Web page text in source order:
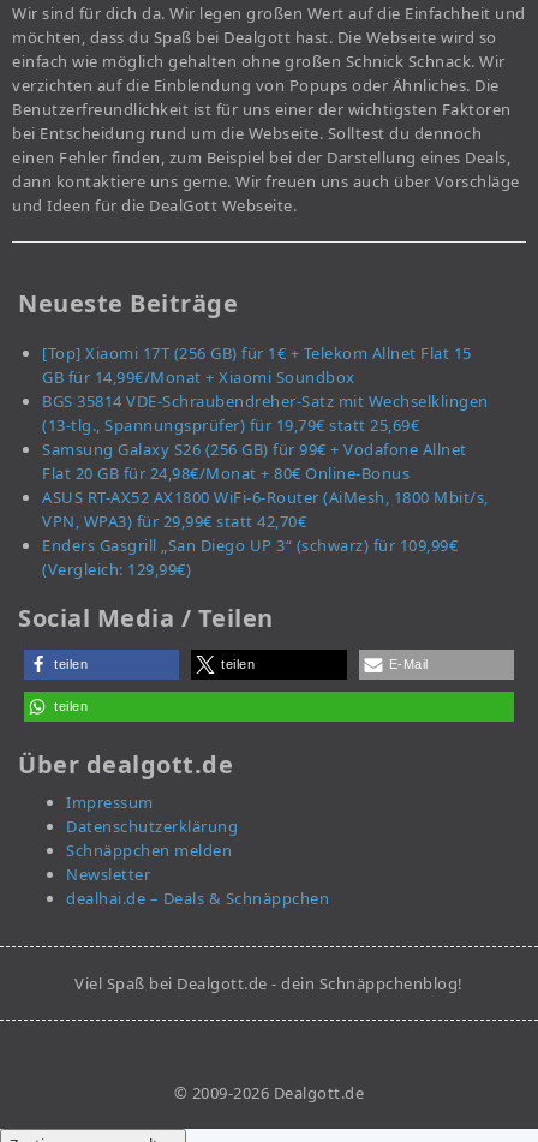
Wir sind für dich da. Wir legen großen Wert auf die Einfachheit und
möchten, dass du Spaß bei Dealgott hast. Die Webseite wird so
einfach wie möglich gehalten ohne großen Schnick Schnack. Wir
verzichten auf die Einblendung von Popups oder Ähnliches. Die
Benutzerfreundlichkeit ist für uns einer der wichtigsten Faktoren
bei Entscheidung rund um die Webseite. Solltest du dennoch
einen Fehler finden, zum Beispiel bei der Darstellung eines Deals,
dann kontaktiere uns gerne. Wir freuen uns auch über Vorschläge
und Ideen für die DealGott Webseite.
Neueste Beiträge
[Top] Xiaomi 17T (256 GB) für 1€ + Telekom Allnet Flat 15
GB für 14,99€/Monat + Xiaomi Soundbox
BGS 35814 VDE-Schraubendreher-Satz mit Wechselklingen
(13-tlg., Spannungsprüfer) für 19,79€ statt 25,69€
Samsung Galaxy S26 (256 GB) für 99€ + Vodafone Allnet
Flat 20 GB für 24,98€/Monat + 80€ Online-Bonus
ASUS RT-AX52 AX1800 WiFi-6-Router (AiMesh, 1800 Mbit/s,
VPN, WPA3) für 29,99€ statt 42,70€
Enders Gasgrill „San Diego UP 3“ (schwarz) für 109,99€
(Vergleich: 129,99€)
Social Media / Teilen
teilen teilen E-Mail
teilen
Über dealgott.de
Impressum
Datenschutzerklärung
Schnäppchen melden
Newsletter
dealhai.de – Deals & Schnäppchen
Viel Spaß bei Dealgott.de - dein Schnäppchenblog!
© 2009-2026 Dealgott.de